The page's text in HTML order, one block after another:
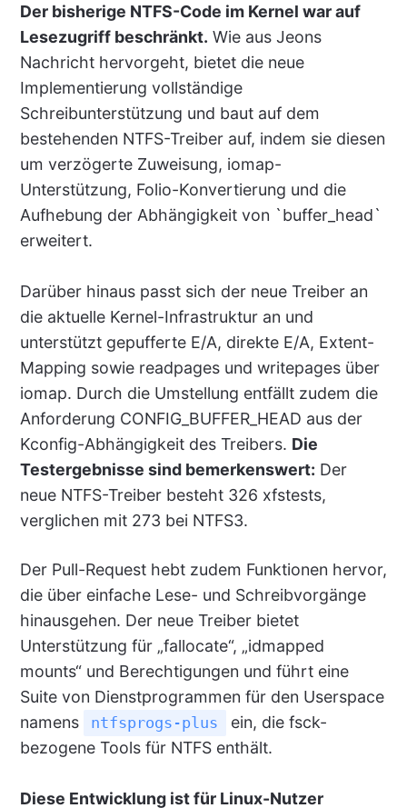
Der bisherige NTFS-Code im Kernel war auf
Lesezugriff beschränkt. Wie aus Jeons
Nachricht hervorgeht, bietet die neue
Implementierung vollständige
Schreibunterstützung und baut auf dem
bestehenden NTFS-Treiber auf, indem sie diesen
um verzögerte Zuweisung, iomap-
Unterstützung, Folio-Konvertierung und die
Aufhebung der Abhängigkeit von `buffer_head`
erweitert.
Darüber hinaus passt sich der neue Treiber an
die aktuelle Kernel-Infrastruktur an und
unterstützt gepufferte E/A, direkte E/A, Extent-
Mapping sowie readpages und writepages über
iomap. Durch die Umstellung entfällt zudem die
Anforderung CONFIG_BUFFER_HEAD aus der
Kconfig-Abhängigkeit des Treibers. Die
Testergebnisse sind bemerkenswert: Der
neue NTFS-Treiber besteht 326 xfstests,
verglichen mit 273 bei NTFS3.
Der Pull-Request hebt zudem Funktionen hervor,
die über einfache Lese- und Schreibvorgänge
hinausgehen. Der neue Treiber bietet
Unterstützung für „fallocate“, „idmapped
mounts“ und Berechtigungen und führt eine
Suite von Dienstprogrammen für den Userspace
namens
ntfsprogs-plus
ein, die fsck-
bezogene Tools für NTFS enthält.
Diese Entwicklung ist für Linux-Nutzer